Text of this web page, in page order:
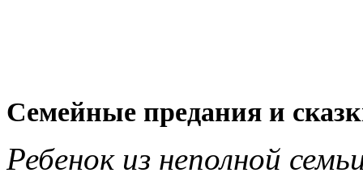
Семейные предания и
Ребенок из неполной